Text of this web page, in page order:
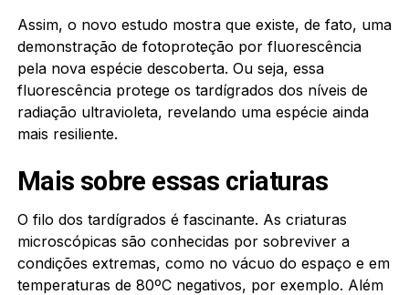
Assim, o novo estudo mostra que existe, de fato, uma
demonstração de fotoproteção por fluorescência
pela nova espécie descoberta. Ou seja, essa
fluorescência protege os tardígrados dos níveis de
radiação ultravioleta, revelando uma espécie ainda
mais resiliente.
Mais sobre essas criaturas
O filo dos tardígrados é fascinante. As criaturas
microscópicas são conhecidas por sobreviver a
condições extremas, como no vácuo do espaço e em
temperaturas de 80ºC negativos, por exemplo. Além